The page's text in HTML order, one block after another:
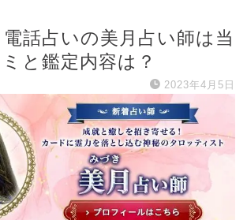
話占いの美月占い師は当
と鑑定内容は？
2023年4月5日